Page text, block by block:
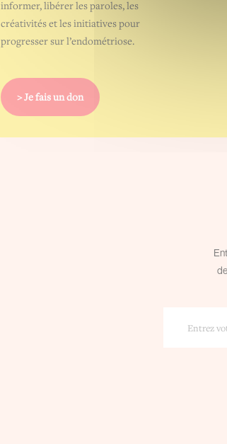
informer, libérer les paroles, les
créativités et les initiatives pour
progresser sur l’endométriose.
> Je fais un don